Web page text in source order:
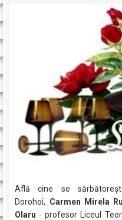
Află cine se
Dorohoi, Carmen Mirela
Olaru - profesor Liceul